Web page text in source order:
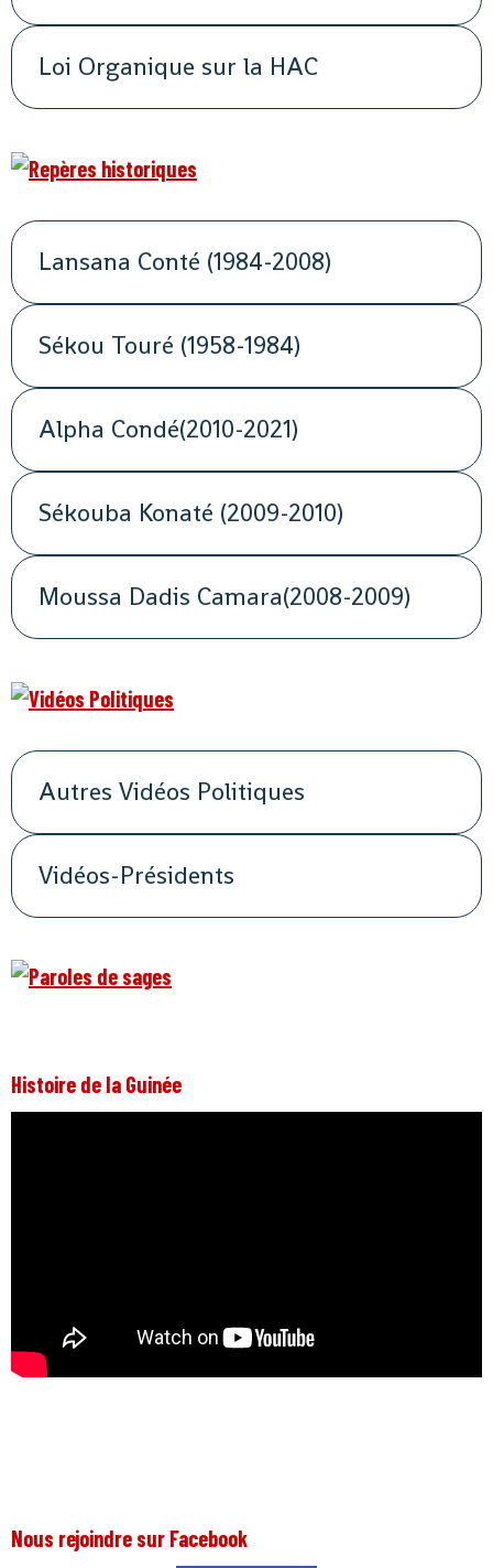
Loi Organique sur la HAC
Lansana Conté (1984-2008)
Sékou Touré (1958-1984)
Alpha Condé(2010-2021)
Sékouba Konaté (2009-2010)
Moussa Dadis Camara(2008-2009)
Autres Vidéos Politiques
Vidéos-Présidents
Histoire de la Guinée
Nous rejoindre sur Facebook